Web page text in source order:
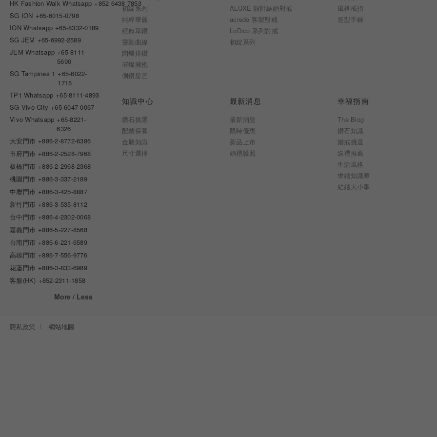
HK Fashion Walk Whatsapp +852 6438 7853
SG ION +65-6015-0798
ION Whatsapp +65-8332-0189
SG JEM +65-6992-2589
JEM Whatsapp +65-8111-
5690
SG Tampines 1 +65-6022-
1715
TP1 Whatsapp +65-8111-4893
SG Vivo City +65-6047-0067
Vivo Whatsapp +65-8221-
6326
大安門市 +886-2-8772-6386
市府門市 +886-2-2528-7968
板橋門市 +886-2-2968-2368
桃園門市 +886-3-337-2189
中壢門市 +886-3-425-8887
新竹門市 +886-3-535-8112
台中門市 +886-4-2302-0068
嘉義門市 +886-5-227-8568
台南門市 +886-6-221-6589
高雄門市 +886-7-556-9776
花蓮門市 +886-3-833-6989
客服(HK) +852-2311-1858
More / Less
初綻系列
純粹華麗
經典單鑽
靈動曲線
閃爍排鑽
璀燦擁抱
側鑽星芒
ALUXE 設計結婚對戒
acredo 客製對戒
LoDico 系列對戒
初綻系列
風格戒指
造型手鍊
知識中心
鑽石挑選
配戴保養
金屬知識
尺寸選擇
最新消息
最新消息
限時優惠
新品上市
婚禮護照
幸福指南
The Blog
鑽石知識
婚戒挑選
送禮推薦
生活風格
求婚知識庫
結婚大小事
隱私政策 網站地圖